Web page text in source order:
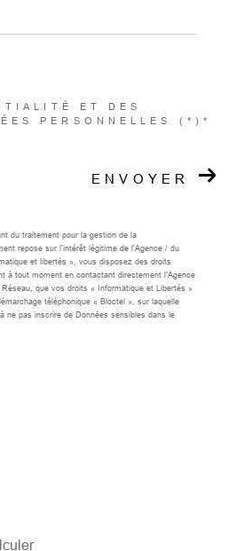
ET DES
PERSONNELLES (*)*
ENVOYER
du traitement pour la gestion de la
repose sur l'intérêt légitime de l'Agence / du
et libertés », vous disposez des droits
à tout moment en contactant directement l’Agence
que vos droits « Informatique et Libertés »
téléphonique « Bloctel », sur laquelle
ne pas inscrire de Données sensibles dans le